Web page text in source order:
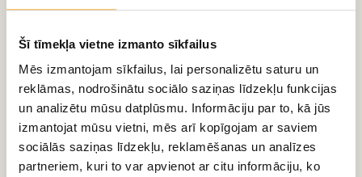
Šī tīmekļa vietne izmanto sīkfailus
Mēs izmantojam sīkfailus, lai personalizētu saturu un
reklāmas, nodrošinātu sociālo saziņas līdzekļu funkcijas
un analizētu mūsu datplūsmu. Informāciju par to, kā jūs
izmantojat mūsu vietni, mēs arī kopīgojam ar saviem
sociālās saziņas līdzekļu, reklamēšanas un analīzes
partneriem, kuri to var apvienot ar citu informāciju, ko
LOMĀS
Daumants Švampe
Melhiors: Miķelis Žideļūns